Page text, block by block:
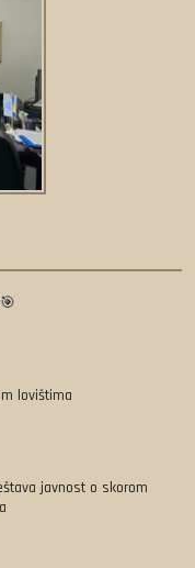
lovištima
javnost o skorom